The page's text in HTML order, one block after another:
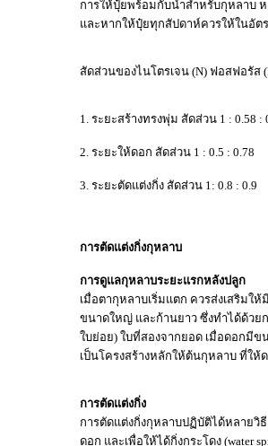
การให้ปุ๋ยพร้อมกับน้ำสำหรับกุหลาบ
และหากให้ปุ๋ยทุกสัปดาห์ควรให้ในอัต
สัดส่วนของไนโตรเจน (N) ฟอสฟอรัส
1. ระยะสร้างทรงพุ่ม สัดส่วน 1 : 0.58 :
2. ระยะให้ดอก สัดส่วน 1 : 0.5 : 0.78
3. ระยะตัดแต่งกิ่ง สัดส่วน 1: 0.8 : 0.9
การตัดแต่งกิ่งกุหลาบ
การดูแลกุหลาบระยะแรกหลังปลูก
เมื่อตากุหลาบเริ่มแตก ควรส่งเสริมใ
ขนาดใหญ่ และก้านยาว ซึ่งทำได้ด้วย
ใบย่อย) ใบที่สองจากยอด เมื่อดอกมีข
เป็นโครงสร้างหลักให้ต้นกุหลาบ ที่ใ
การตัดแต่งกิ่ง
การตัดแต่งกิ่งกุหลาบปฏิบัติได้หลายวิ
ดอก และเพื่อให้ได้กิ่งกระโดง (water